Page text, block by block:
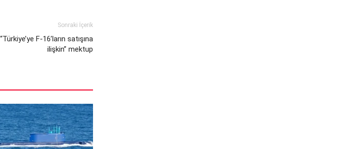
Sonraki İçerik
F-16’ların satışına
ilişkin” mektup